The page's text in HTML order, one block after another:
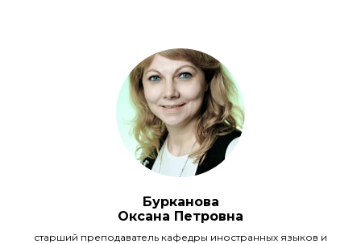
Бурканова
Оксана Петровна
старший преподаватель кафедры иностранных языков и